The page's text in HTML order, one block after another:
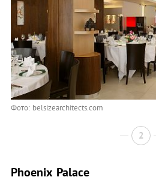
Фото: belsizearchitects.com
2
Phoenix Palace